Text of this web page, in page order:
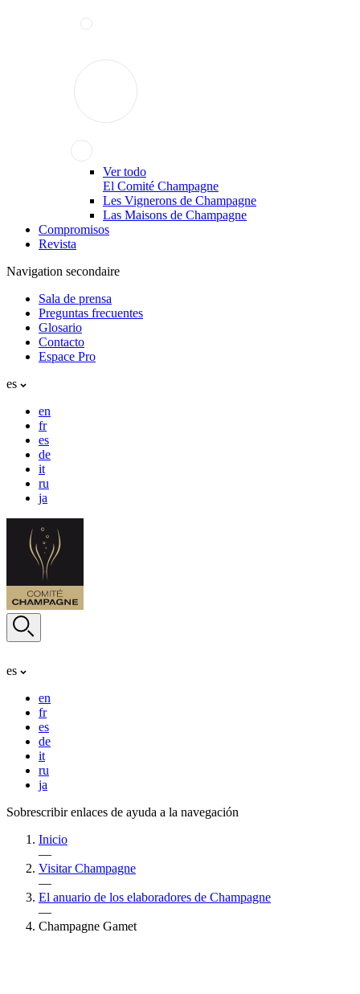
Ver todo
El Comité Champagne
Les Vignerons de Champagne
Las Maisons de Champagne
Compromisos
Revista
Navigation secondaire
Sala de prensa
Preguntas frecuentes
Glosario
Contacto
Espace Pro
es
en
fr
es
de
it
ru
ja
es
en
fr
es
de
it
ru
ja
Sobrescribir enlaces de ayuda a la navegación
Inicio
—
Visitar Champagne
—
El anuario de los elaboradores de Champagne
—
Champagne Gamet